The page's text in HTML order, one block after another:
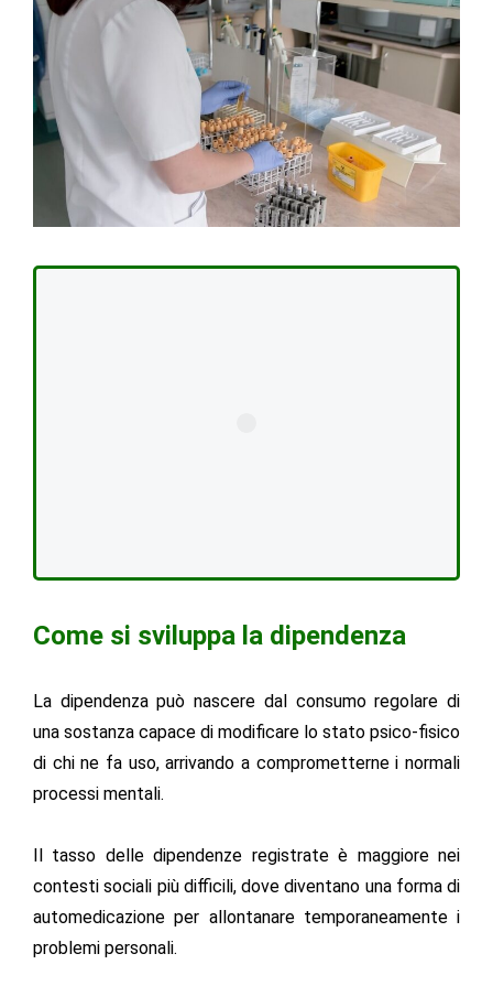
Come si sviluppa la dipendenza
La dipendenza può nascere dal consumo regolare di
una sostanza capace di modificare lo stato psico-fisico
di chi ne fa uso, arrivando a comprometterne i normali
processi mentali.
Il tasso delle dipendenze registrate è maggiore nei
contesti sociali più difficili, dove diventano una forma di
automedicazione per allontanare temporaneamente i
problemi personali.